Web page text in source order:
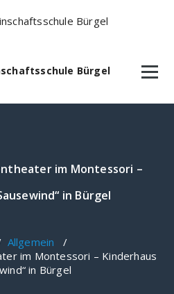
Bürgel
im Montessori –
in Bürgel
Allgemein /
im Montessori – Kinderhaus
in Bürgel